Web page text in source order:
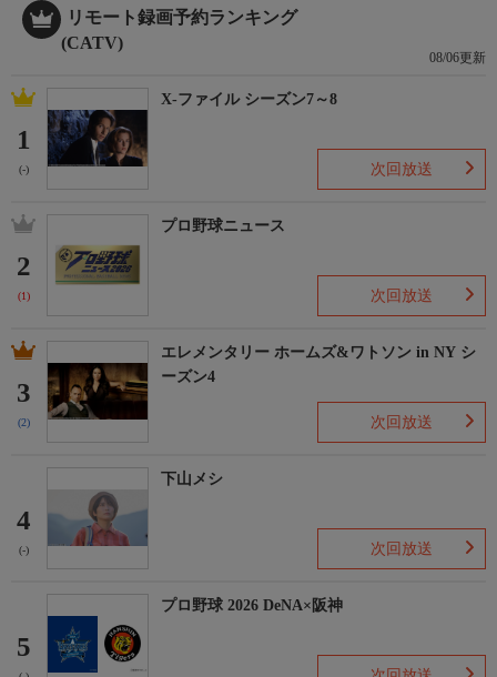
リモート録画予約ランキング
(CATV)
08/06更新
1
(-)
X-ファイル シーズン7～8
次回放送
2
(1)
プロ野球ニュース
次回放送
3
(2)
エレメンタリー ホームズ&ワトソン in NY シ
ーズン4
次回放送
4
(-)
下山メシ
次回放送
5
プロ野球 2026 DeNA×阪神